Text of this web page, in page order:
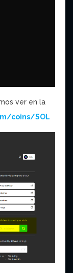
ver en la
coins/SOL